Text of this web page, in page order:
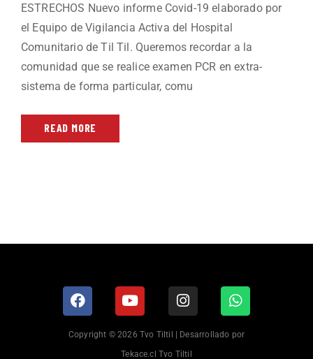
ESTRECHOS Nuevo informe Covid-19 elaborado por
el Equipo de Vigilancia Activa del Hospital
Comunitario de Til Til. Queremos recordar a la
comunidad que se realice examen PCR en extra-
sistema de forma particular, comu
READ MORE
Copyright © 2026 Tvo Tiltil | Desarrollado por
Tekace.cl Tvo Tiltil